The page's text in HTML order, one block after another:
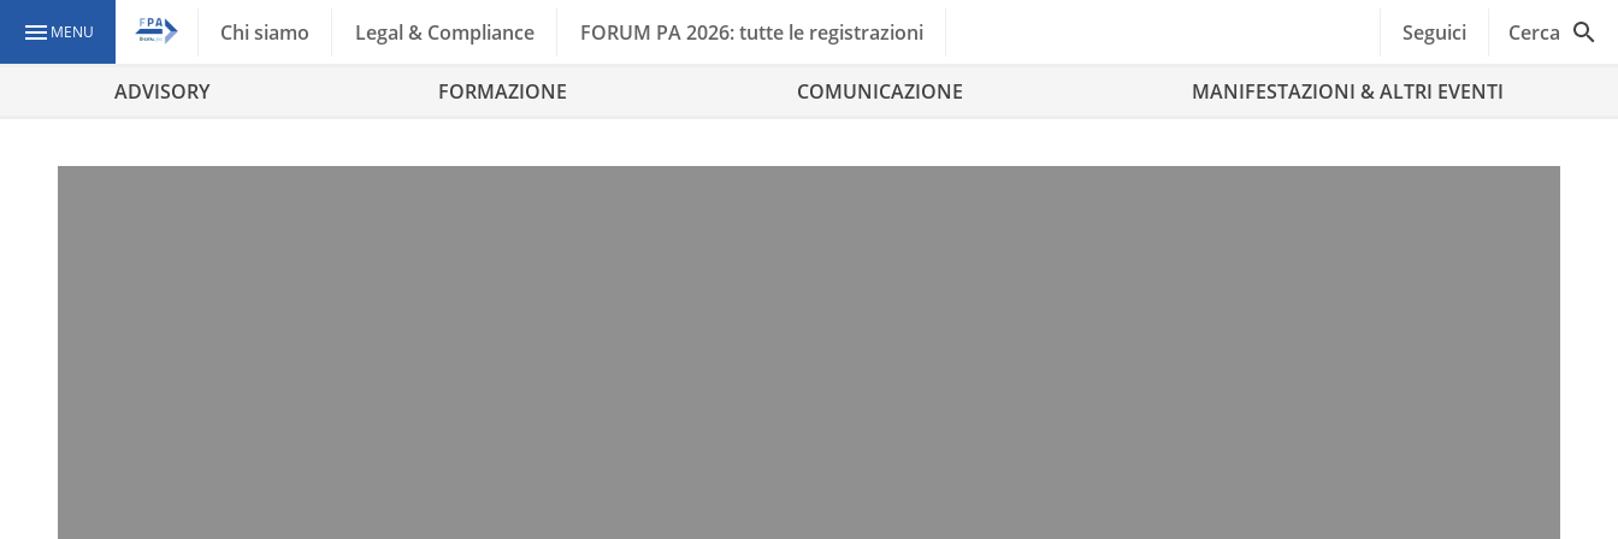
MENU Chi siamo Legal & Compliance FORUM PA 2026: tutte le registrazioni Seguici Cerca
ADVISORY FORMAZIONE COMUNICAZIONE MANIFESTAZIONI & ALTRI EVENTI